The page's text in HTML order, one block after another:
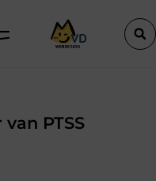
voor Vloerbedekking in
PTSS